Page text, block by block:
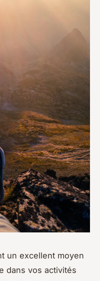
un excellent moyen
dans vos activités